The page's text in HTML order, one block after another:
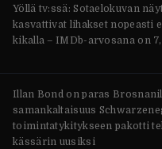
Yöllä tv:ssä: Sotaelokuvan
kasvattivat lihakset nopeasti
kikalla – IMDb-arvosana on
Illan Bond on paras
samankaltaisuus
toimintatykitykseen pakotti
kässärin uusiksi